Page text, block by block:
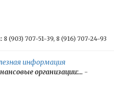
8 (903) 707-51-39, 8 (916) 707-24-93
информация
организации:...-